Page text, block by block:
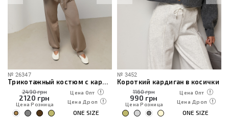
№ 26347
Трикотажный костюм с кардиганом, топом и брюками
2490 грн
2120 грн
Цена Розница
Цена Опт
Цена Дроп
ONE SIZE
№ 3452
Короткий кардиган в косички
1160 грн
990 грн
Цена Розница
Цена Опт
Цена Дроп
ONE SIZE